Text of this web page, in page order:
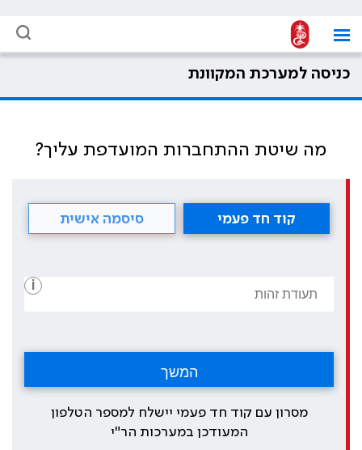
כניסה למערכת המקוונת
מה שיטת ההתחברות המועדפת עליך?
קוד חד פעמי סיסמה אישית
i
מסרון עם קוד חד פעמי יישלח למספר הטלפון
המעודכן במערכות הר"י